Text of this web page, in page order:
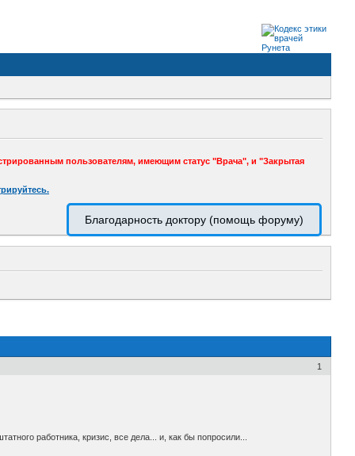
пользователям, имеющим статус "Врача", и "Закрытая
Благодарность доктору (помощь форуму)
1
работника, кризис, все дела... и, как бы попросили...